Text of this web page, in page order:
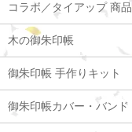
コラボ／タイアップ 商品
木の御朱印帳
御朱印帳 手作りキット
御朱印帳カバー・バンド